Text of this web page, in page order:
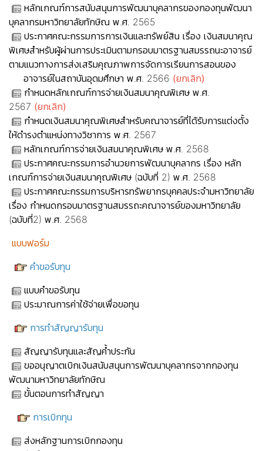
หลักเกณฑ์การสนับสนุนการพัฒนาบุคลากรของกองทุนพัฒนา
บุคลากรมหาวิทยาลัยทักษิณ พ.ศ. 2565
ประกาศคณะกรรมการการเงินและทรัพย์สิน เรื่อง เงินสมนาคุณ
พิเศษสำหรับผู้ผ่านการประเมินตามกรอบมาตรฐานสมรรถนะอาจารย์
ตามแนวทางการส่งเสริมคุณภาพการจัดการเรียนการสอนของ
อาจารย์ในสถาบันอุดมศึกษา พ.ศ. 2566 (ยกเลิก)
กำหนดหลักเกณฑ์การจ่ายเงินสมนาคุณพิเศษ พ.ศ.
2567 (ยกเลิก)
กำหนดเงินสมนาคุณพิเศษสำหรับคณาจารย์ที่ได้รับการแต่งตั้ง
ให้ดำรงตำแหน่งทางวิชาการ พ.ศ. 2567
หลักเกณฑ์การจ่ายเงินสมนาคุณพิเศษ พ.ศ. 2568
ประกาศคณะกรรมการอำนวยการพัฒนาบุคลากร เรื่อง หลัก
เกณฑ์การจ่ายเงินสมนาคุณพิเศษ (ฉบับที่ 2) พ.ศ. 2568
ประกาศคณะกรรมการบริหารทรัพยากรบุคคลประจำมหาวิทยาลัย
เรื่อง กำหนดกรอบมาตรฐานสมรรถะคณาจารย์ของมหาวิทยาลัย
(ฉบับที่2) พ.ศ. 2568
แบบฟอร์ม
คำขอรับทุน
แบบคำขอรับทุน
ประมาณการค่าใช้จ่ายเพื่อขอทุน
การทำสัญญารับทุน
สัญญารับทุนและสัญค้ำประกัน
ขออนุญาตเบิกเงินสนับสนุนการพัฒนาบุคลากรจากกองทุน
พัฒนามหาวิทยาลัยทักษิณ
ขั้นตอนการทำสัญญา
การเบิกทุน
ส่งหลักฐานการเบิกกองทุน